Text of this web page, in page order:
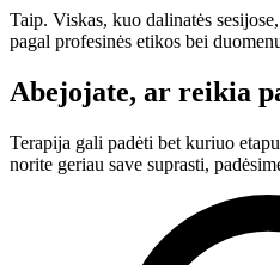
Taip. Viskas, kuo dalinatės
pagal profesinės etikos bei
Abejojate, ar reikia
Terapija gali padėti bet kuriuo
norite geriau save suprasti,